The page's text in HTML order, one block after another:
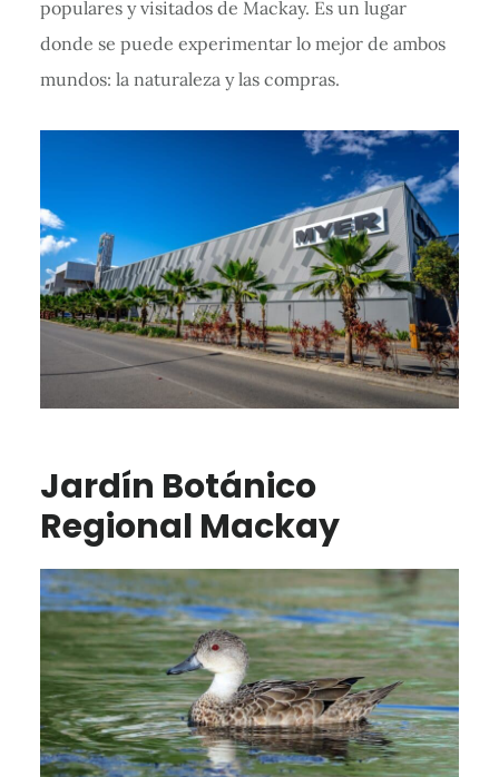
populares y visitados de Mackay. Es un lugar
donde se puede experimentar lo mejor de ambos
mundos: la naturaleza y las compras.
Jardín Botánico
Regional Mackay